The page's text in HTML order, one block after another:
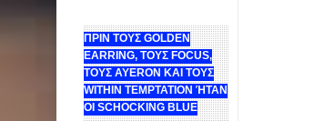
ΠΡΙΝ ΤΟΥΣ GOLDEN
EARRING, ΤΟΥΣ FOCUS,
ΤΟΥΣ ΑΥΕROΝ ΚΑΙ ΤΟΥΣ
WITHIN TEMPTATION ΉΤΑΝ
ΟΙ SCHOCKING BLUE